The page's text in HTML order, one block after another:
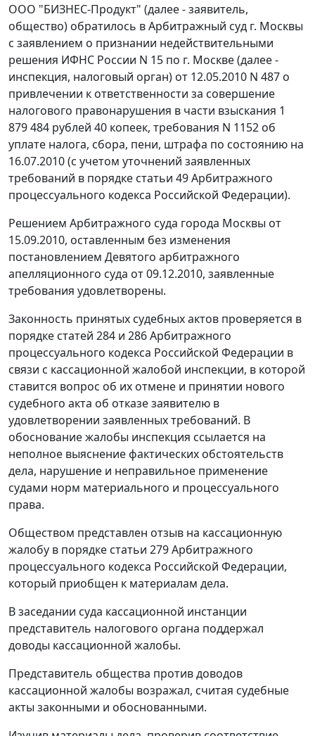
ООО "БИЗНЕС-Продукт" (далее - заявитель,
общество) обратилось в Арбитражный суд г. Москвы
с заявлением о признании недействительными
решения ИФНС России N 15 по г. Москве (далее -
инспекция, налоговый орган) от 12.05.2010 N 487 о
привлечении к ответственности за совершение
налогового правонарушения в части взыскания 1
879 484 рублей 40 копеек, требования N 1152 об
уплате налога, сбора, пени, штрафа по состоянию на
16.07.2010 (с учетом уточнений заявленных
требований в порядке статьи 49Арбитражного
процессуального кодекса Российской Федерации).
Решением Арбитражного суда города Москвы от
15.09.2010, оставленным без изменения
постановлением Девятого арбитражного
апелляционного суда от 09.12.2010, заявленные
требования удовлетворены.
Законность принятых судебных актов проверяется в
порядке статей 284 и 286Арбитражного
процессуального кодекса Российской Федерации в
связи с кассационной жалобой инспекции, в которой
ставится вопрос об их отмене и принятии нового
судебного акта об отказе заявителю в
удовлетворении заявленных требований. В
обоснование жалобы инспекция ссылается на
неполное выяснение фактических обстоятельств
дела, нарушение и неправильное применение
судами норм материального и процессуального
права.
Обществом представлен отзыв на кассационную
жалобу в порядке статьи 279Арбитражного
процессуального кодекса Российской Федерации,
который приобщен к материалам дела.
В заседании суда кассационной инстанции
представитель налогового органа поддержал
доводы кассационной жалобы.
Представитель общества против доводов
кассационной жалобы возражал, считая судебные
акты законными и обоснованными.